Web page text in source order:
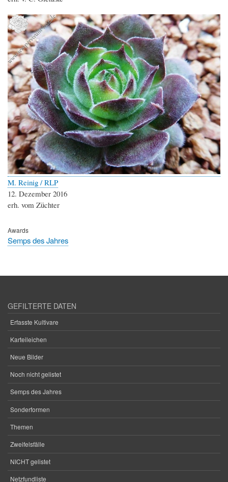
M. Reinig / RLP
12. Dezember 2016
erh. vom Züchter
Awards
Semps des Jahres
GEFILTERTE DATEN
Erfasste Kultivare
Karteileichen
Neue Bilder
Noch nicht gelistet
Semps des Jahres
Sonderformen
Themen
Zweifelsfälle
NICHT gelistet
Netzfundliste